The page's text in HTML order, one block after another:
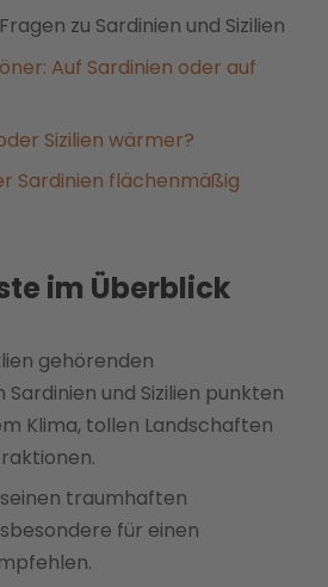
zu Sardinien und Sizilien
Auf Sardinien oder auf
Sizilien wärmer?
Sardinien flächenmäßig
im Überblick
gehörenden
und Sizilien punkten
Klima, tollen Landschaften
traumhaften
für einen